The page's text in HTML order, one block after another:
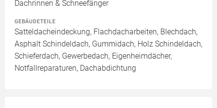
Dachrinnen & Schneefänger
GEBÄUDETEILE
Satteldacheindeckung, Flachdacharbeiten, Blechdach,
Asphalt Schindeldach, Gummidach, Holz Schindeldach,
Schieferdach, Gewerbedach, Eigenheimdächer,
Notfallreparaturen, Dachabdichtung